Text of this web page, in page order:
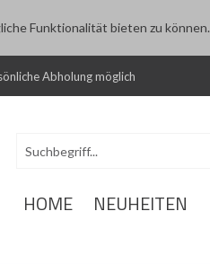
Funktionalität bieten zu können.
Abholung möglich
HOME NEUHEITEN